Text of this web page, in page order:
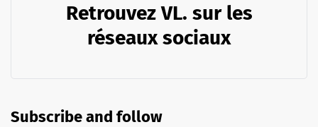
Retrouvez VL. sur les
réseaux sociaux
Subscribe and follow